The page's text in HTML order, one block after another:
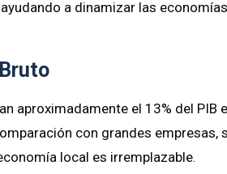
a dinamizar las
aproximadamente el 13% del PIB
con grandes empresas,
local es irremplazable.